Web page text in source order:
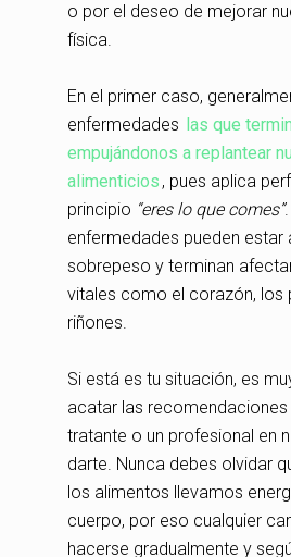
o por el deseo de mejorar
física.
En el primer caso,
enfermedades las que
empujándonos a replantear
alimenticios , pues aplica
principio “eres lo que comes”
enfermedades pueden estar
sobrepeso y terminan
vitales como el corazón, los
riñones.
Si está es tu situación, es
acatar las
tratante o un profesional en
darte. Nunca debes olvidar
los alimentos llevamos
cuerpo, por eso cualquier
hacerse gradualmente y